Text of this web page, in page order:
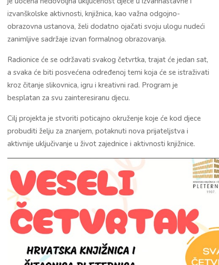
izvanškolske aktivnosti, knjižnica, kao važna odgojno-
obrazovna ustanova, želi dodatno ojačati svoju ulogu nudeći
zanimljive sadržaje izvan formalnog obrazovanja.
Radionice će se održavati svakog četvrtka, trajat će jedan sat,
a svaka će biti posvećena određenoj temi koja će se istraživati
kroz čitanje slikovnica, igru i kreativni rad. Program je
besplatan za svu zainteresiranu djecu.
Cilj projekta je stvoriti poticajno okruženje koje će kod djece
probuditi želju za znanjem, potaknuti nova prijateljstva i
aktivnije uključivanje u život zajednice i aktivnosti knjižnice.